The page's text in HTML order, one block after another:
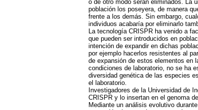
o de otro modo serán eliminados. La
población los poseyera, de manera
frente a los demás. Sin embargo,
individuos acabaría por eliminarlo
La tecnología CRISPRha venido a
que pueden ser introducidos en
intención de expandir en dichas
por ejemplo hacerlos resistentes al
de expansión de estos elementos en
condiciones de laboratorio, no se ha
diversidad genética de las especies
el laboratorio.
Investigadores de la Universidad de
CRISPRy lo insertan en el genoma
Mediante un análisis evolutivo